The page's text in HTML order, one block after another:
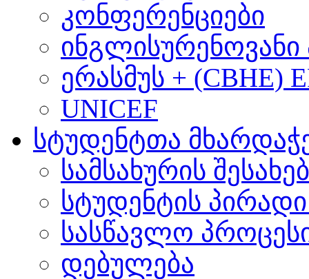
კონფერენციები
ერასმუს + (CBHE)
UNICEF
სტუდენტთა
სამსახურის შესახებ
სტუდენტის
სასწავლო
დებულება